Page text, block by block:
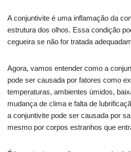
A conjuntivite é uma inflamação da
estrutura dos olhos. Essa condição
cegueira se não for tratada
Agora, vamos entender como a
pode ser causada por fatores como
temperaturas, ambientes úmidos,
mudança de clima e falta de
a conjuntivite pode ser causada por
mesmo por corpos estranhos que